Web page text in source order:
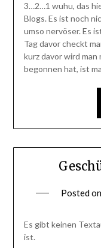
3…2…1 wuhu, das
Blogs. Es ist noch
umso nervöser. Es
Tag davor checkt
kurz davor wird
begonnen hat, ist
Posted on
Es gibt keinen
ist.